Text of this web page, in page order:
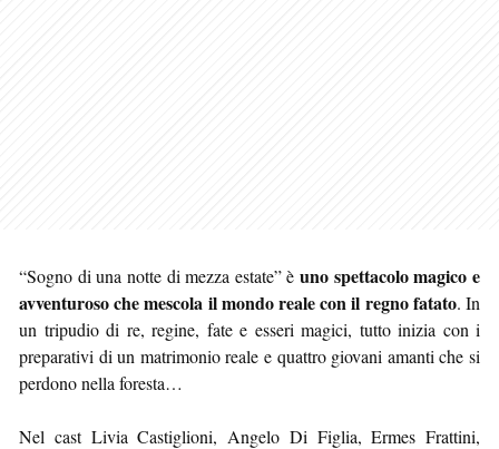
“Sogno di una notte di mezza estate” èuno spettacolo magico e
avventuroso che mescola il mondo reale con il regno fatato. In
un tripudio di re, regine, fate e esseri magici, tutto inizia con i
preparativi di un matrimonio reale e quattro giovani amanti che si
perdono nella foresta…
Nel cast Livia Castiglioni, Angelo Di Figlia, Ermes Frattini,